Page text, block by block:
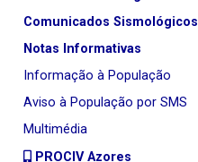
Comunicados Sismológicos
Notas Informativas
Informação à População
Aviso à População por SMS
Multimédia
PROCIV Azores